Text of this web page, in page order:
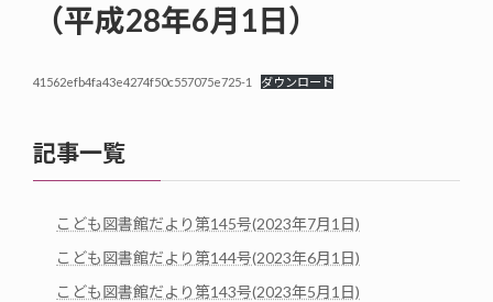
（平成28年6月1日）
41562efb4fa43e4274f50c557075e725-1 ダウンロード
記事一覧
こども図書館だより第145号(2023年7月1日)
こども図書館だより第144号(2023年6月1日)
こども図書館だより第143号(2023年5月1日)